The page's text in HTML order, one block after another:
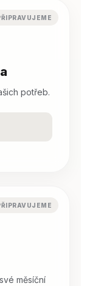
potřeb.
měsíční